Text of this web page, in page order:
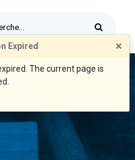
Expired ×
The current page is